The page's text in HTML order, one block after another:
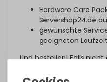
Hardware Care
Servershop24.de
gewünschte
geeigneten
Und bestellen! Falls
Lieferung automatisch